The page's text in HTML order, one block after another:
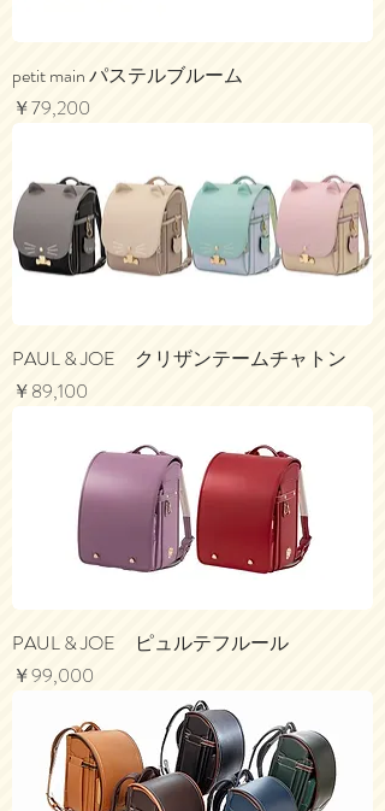
petit main パステルブルーム
価格
￥79,200
PAUL & JOE クリザンテームチャトン
価格
￥89,100
PAUL & JOE ピュルテフルール
価格
￥99,000